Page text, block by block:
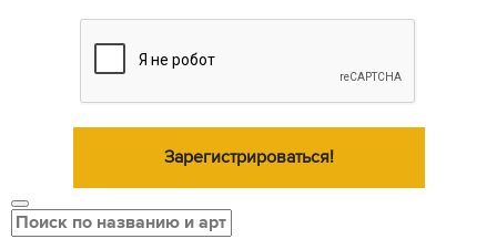
Зарегистрироваться!